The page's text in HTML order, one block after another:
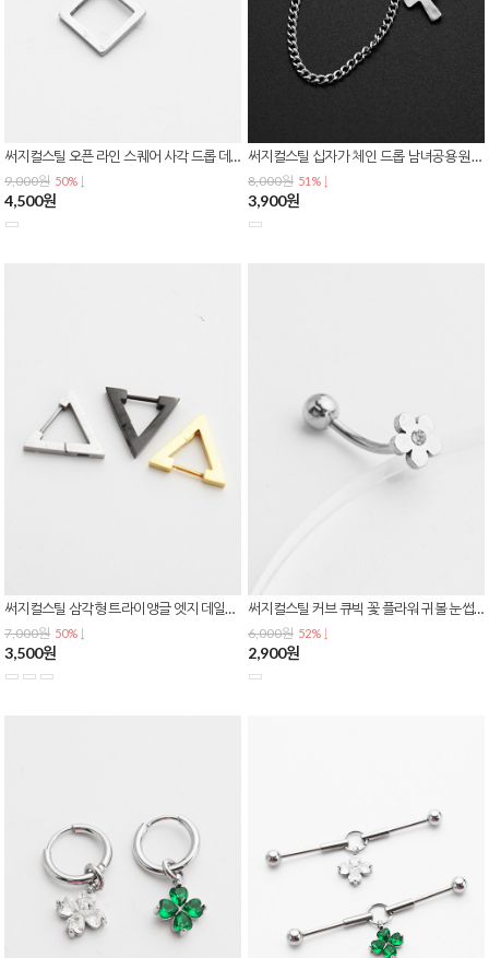
써지컬스틸 오픈 라인 스퀘어 사각 드롭 데일리 피어싱 P-0833
9,000원 50% ↓
4,500원
써지컬스틸 십자가 체인 드롭 남녀공용 원터치 링 이어커프 귀찌 E-0617
8,000원 51% ↓
3,900원
써지컬스틸 삼각형 트라이앵글 엣지 데일리 심플 원터치 링 귀걸이 E-0613
7,000원 50% ↓
3,500원
써지컬스틸 커브 큐빅 꽃 플라워 귀볼 눈썹 바나나 피어싱 P-0826
6,000원 52% ↓
2,900원